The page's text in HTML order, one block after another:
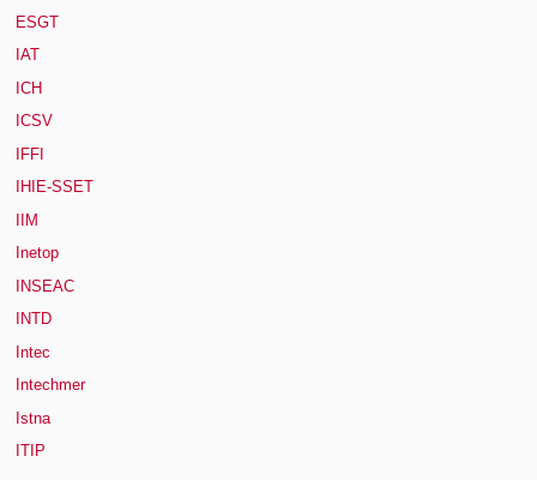
ESGT
IAT
ICH
ICSV
IFFI
IHIE-SSET
IIM
Inetop
INSEAC
INTD
Intec
Intechmer
Istna
ITIP